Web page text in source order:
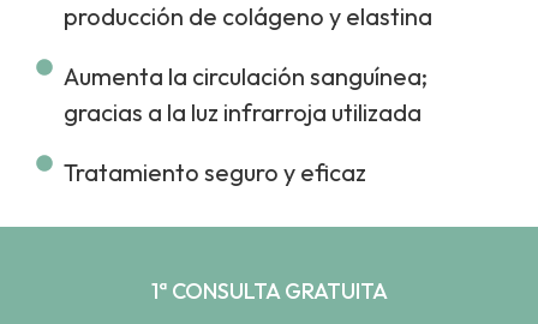
producción de colágeno y elastina
Aumenta la circulación sanguínea;
gracias a la luz infrarroja utilizada
Tratamiento seguro y eficaz
1ª CONSULTA GRATUITA